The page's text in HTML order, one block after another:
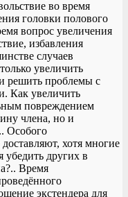
во время
головки полового
вопрос увеличения
избавления
случаев
увеличить
решить проблемы с
Как увеличить
повреждением
члена, но и
Особого
хотя многие
других в
Время
экстендера для